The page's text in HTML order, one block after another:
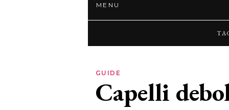
MENU
GUIDE
Capelli